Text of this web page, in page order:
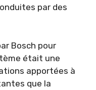
par des
Bosch pour
était une
apportées à
que la